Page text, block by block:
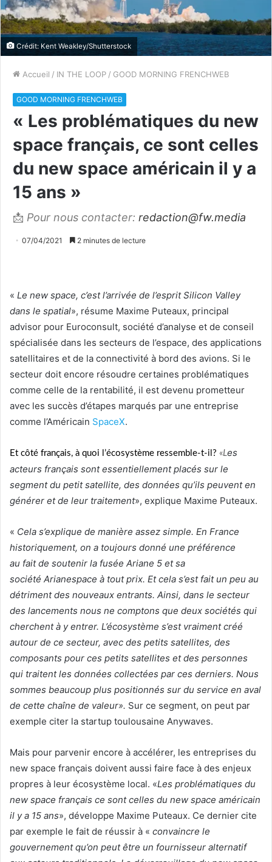
Crédit: Kent Weakley/Shutterstock
Accueil / IN THE LOOP / GOOD MORNING FRENCHWEB
GOOD MORNING FRENCHWEB
« Les problématiques du new
space français, ce sont celles
du new space américain il y a
15 ans »
📩 Pour nous contacter: redaction@fw.media
07/04/2021 2 minutes de lecture
« Le new space, c’est l’arrivée de l’esprit Silicon Valley
dans le spatial», résume Maxime Puteaux, principal
advisor pour Euroconsult, société d’analyse et de conseil
spécialisée dans les secteurs de l’espace, des applications
satellitaires et de la connectivité à bord des avions. Si le
secteur doit encore résoudre certaines problématiques
comme celle de la rentabilité, il est devenu prometteur
avec les succès d’étapes marqués par une entreprise
comme l’Américain SpaceX.
Et côté français, à quoi l’écosystème ressemble-t-il? «Les
acteurs français sont essentiellement placés sur le
segment du petit satellite, des données qu’ils peuvent en
générer et de leur traitement», explique Maxime Puteaux.
« Cela s’explique de manière assez simple. En France
historiquement, on a toujours donné une préférence
au fait de soutenir la fusée Ariane 5 et sa
société Arianespace à tout prix. Et cela s’est fait un peu au
détriment des nouveaux entrants. Ainsi, dans le secteur
des lancements nous ne comptons que deux sociétés qui
cherchent à y entrer. L’écosystème s’est vraiment créé
autour de ce secteur, avec des petits satellites, des
composants pour ces petits satellites et des personnes
qui traitent les données collectées par ces derniers. Nous
sommes beaucoup plus positionnés sur du service en aval
de cette chaîne de valeur». Sur ce segment, on peut par
exemple citer la startup toulousaine Anywaves.
Mais pour parvenir encore à accélérer, les entreprises du
new space français doivent aussi faire face à des enjeux
propres à leur écosystème local. «Les problématiques du
new space français ce sont celles du new space américain
il y a 15 ans», développe Maxime Puteaux. Ce dernier cite
par exemple le fait de réussir à « convaincre le
gouvernement qu’on peut être un fournisseur alternatif